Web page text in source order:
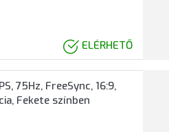
ELÉRHETŐ
75Hz, FreeSync, 16:9,
Fekete színben